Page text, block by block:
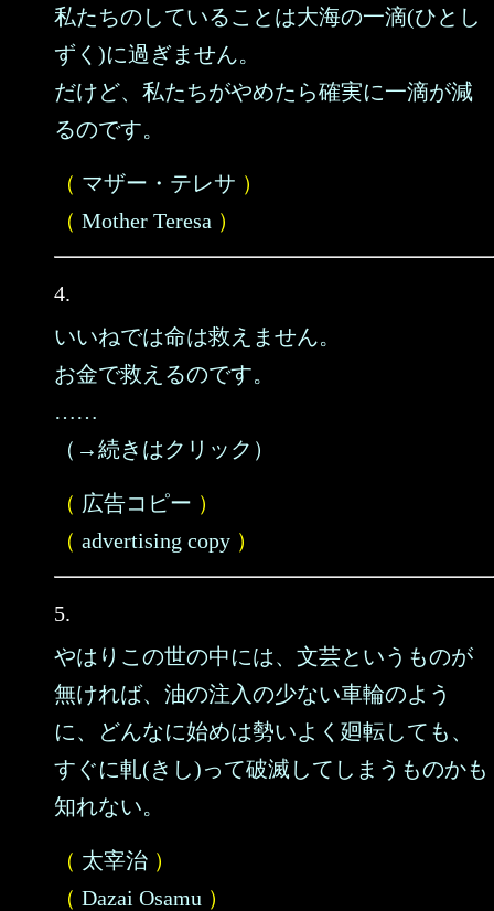
私たちのしていることは大海の一滴(ひとし
ずく)に過ぎません。
だけど、私たちがやめたら確実に一滴が減
るのです。
（ マザー・テレサ ）
（ Mother Teresa ）
4.
いいねでは命は救えません。
お金で救えるのです。
……
（→続きはクリック）
（ 広告コピー ）
（ advertising copy ）
5.
やはりこの世の中には、文芸というものが
無ければ、油の注入の少ない車輪のよう
に、どんなに始めは勢いよく廻転しても、
すぐに軋(きし)って破滅してしまうものかも
知れない。
（ 太宰治 ）
（ Dazai Osamu ）